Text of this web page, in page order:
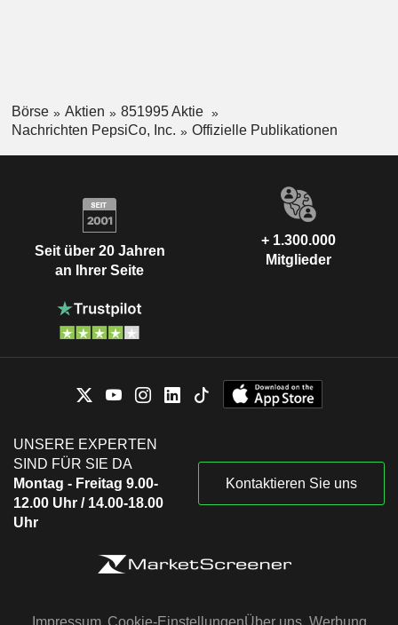
Börse Aktien
851995 Aktie
Nachrichten PepsiCo, Inc.
Offizielle Publikationen
Seit über 20 Jahren
an Ihrer Seite
+ 1.300.000
Mitglieder
UNSERE EXPERTEN
SIND FÜR SIE DA
Montag - Freitag 9.00-
12.00 Uhr / 14.00-18.00
Uhr
Kontaktieren Sie uns
Impressum Cookie-EinstellungenÜber uns Werbung